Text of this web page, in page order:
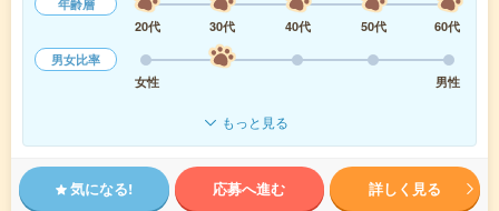
年齢層
20代
30代 40代 50代
60代
男女比率
女性
男性
もっと見る
気になる! 応募へ進む 詳しく見る